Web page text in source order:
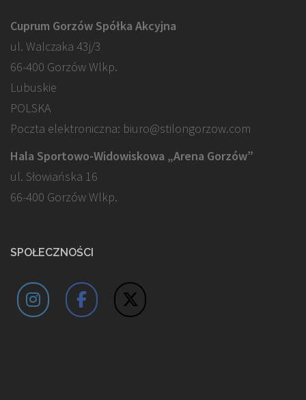
Cuprum Gorzów Spółka Akcyjna
ul. Walczaka 43j/3
66-400 Gorzów Wlkp.
Lubuskie
POLSKA
Poczta elektroniczna: biuro@stilongorzow.com
Hala Sportowo-Widowiskowa „Arena Gorzów”
ul. Słowiańska 16
66-400 Gorzów Wlkp.
SPOŁECZNOŚCI